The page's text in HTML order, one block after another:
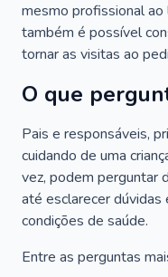
mesmo profissional ao
também é possível
tornar as visitas ao
O que
Pais e responsáveis,
cuidando de uma
vez, podem perguntar
até esclarecer dúvidas
condições de saúde.
Entre as perguntas